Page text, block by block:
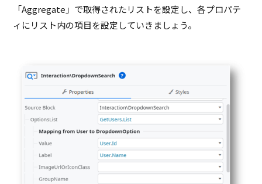
「Aggregate」で取得されたリストを設定し、各プロパテ
ィにリスト内の項目を設定していきましょう。